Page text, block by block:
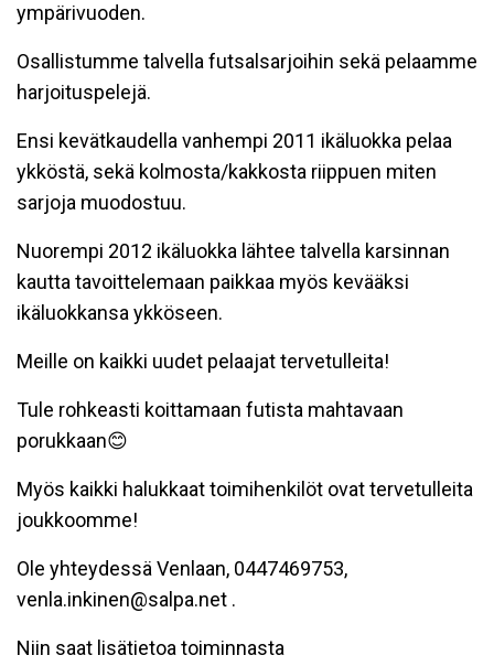
ympärivuoden.
Osallistumme talvella futsalsarjoihin sekä pelaamme
harjoituspelejä.
Ensi kevätkaudella vanhempi 2011 ikäluokka pelaa
ykköstä, sekä kolmosta/kakkosta riippuen miten
sarjoja muodostuu.
Nuorempi 2012 ikäluokka lähtee talvella karsinnan
kautta tavoittelemaan paikkaa myös kevääksi
ikäluokkansa ykköseen.
Meille on kaikki uudet pelaajat tervetulleita!
Tule rohkeasti koittamaan futista mahtavaan
porukkaan😊
Myös kaikki halukkaat toimihenkilöt ovat tervetulleita
joukkoomme!
Ole yhteydessä Venlaan, 0447469753,
venla.inkinen@salpa.net .
Niin saat lisätietoa toiminnasta